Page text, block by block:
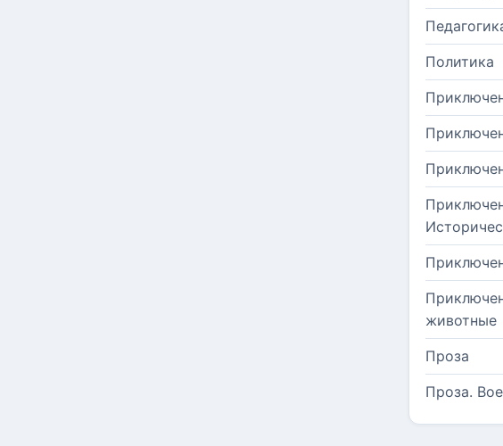
Политика
животные
Проза
Проза.